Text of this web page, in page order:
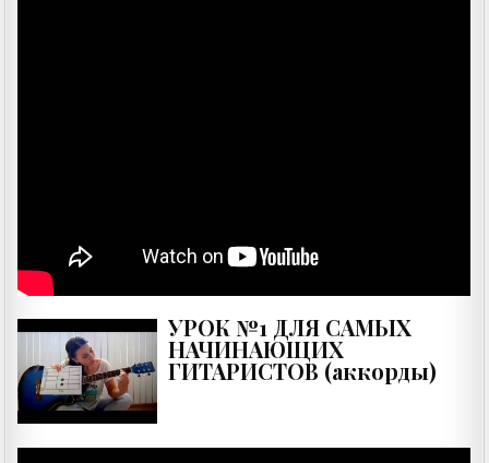
УРОК №1 ДЛЯ САМЫХ
НАЧИНАЮЩИХ
ГИТАРИСТОВ (аккорды)